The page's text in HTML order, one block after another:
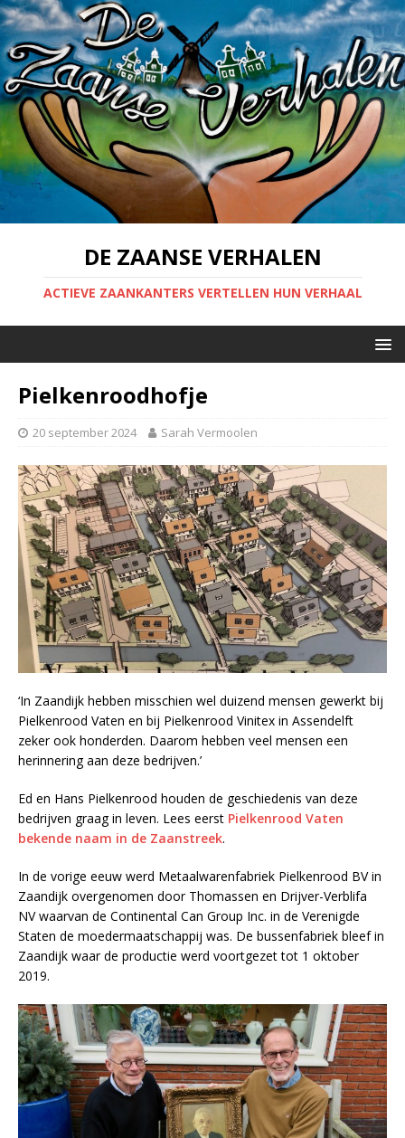
DE ZAANSE VERHALEN
ACTIEVE ZAANKANTERS VERTELLEN HUN VERHAAL
Pielkenroodhofje
20 september 2024 Sarah Vermoolen
‘In Zaandijk hebben misschien wel duizend mensen gewerkt bij
Pielkenrood Vaten en bij Pielkenrood Vinitex in Assendelft
zeker ook honderden. Daarom hebben veel mensen een
herinnering aan deze bedrijven.’
Ed en Hans Pielkenrood houden de geschiedenis van deze
bedrijven graag in leven. Lees eerst Pielkenrood Vaten
bekende naam in de Zaanstreek.
In de vorige eeuw werd Metaalwarenfabriek Pielkenrood BV in
Zaandijk overgenomen door Thomassen en Drijver-Verblifa
NV waarvan de Continental Can Group Inc. in de Verenigde
Staten de moedermaatschappij was. De bussenfabriek bleef in
Zaandijk waar de productie werd voortgezet tot 1 oktober
2019.